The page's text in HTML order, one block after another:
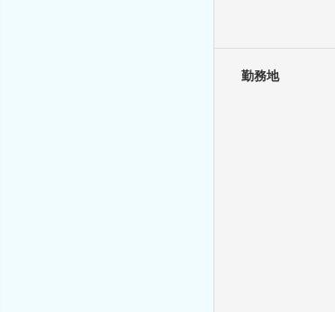
勤務地